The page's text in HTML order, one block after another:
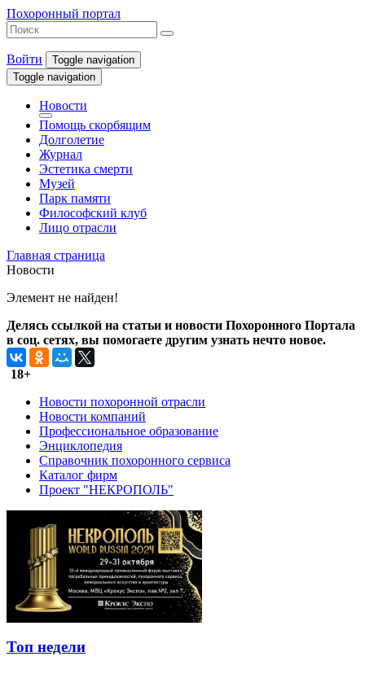
Похоронный портал
Войти
Toggle navigation
Toggle navigation
Новости
Помощь скорбящим
Долголетие
Журнал
Эстетика смерти
Музей
Парк памяти
Философский клуб
Лицо отрасли
Главная страница
Новости
Элемент не найден!
Делясь ссылкой на статьи и новости Похоронного Портала
в соц. сетях, вы помогаете другим узнать нечто новое.
18+
Новости похоронной отрасли
Новости компаний
Профессиональное образование
Энциклопедия
Справочник похоронного сервиса
Каталог фирм
Проект "НЕКРОПОЛЬ"
Топ недели